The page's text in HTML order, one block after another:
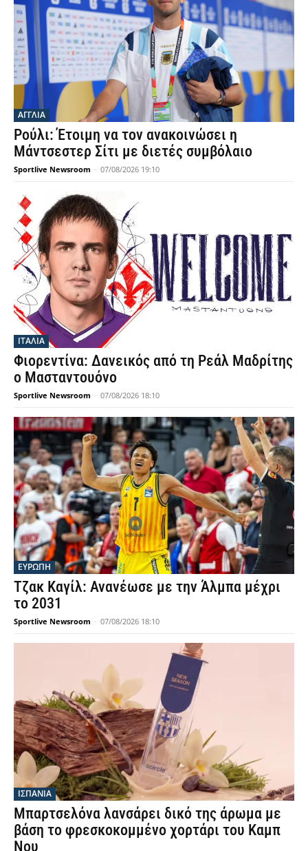
ΑΓΓΛΙΑ
Ρούλι: Έτοιμη να τον ανακοινώσει η
Μάντσεστερ Σίτι με διετές συμβόλαιο
Sportlive Newsroom - 07/08/2026 19:10
ΙΤΑΛΙΑ
Φιορεντίνα: Δανεικός από τη Ρεάλ Μαδρίτης
ο Μασταντουόνο
Sportlive Newsroom - 07/08/2026 18:10
ΕΥΡΩΠΗ
Τζακ Καγίλ: Ανανέωσε με την Άλμπα μέχρι
το 2031
Sportlive Newsroom - 07/08/2026 18:10
ΙΣΠΑΝΙΑ
Μπαρτσελόνα λανσάρει δικό της άρωμα με
βάση το φρεσκοκομμένο χορτάρι του Καμπ
Νου